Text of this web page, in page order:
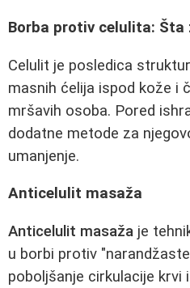
Borba protiv celulita: Šta
Celulit je posledica
masnih ćelija ispod kože i
mršavih osoba. Pored
dodatne metode za
umanjenje.
Anticelulit masaža
Anticelulit masaža je
u borbi protiv
poboljšanje cirkulacije krvi